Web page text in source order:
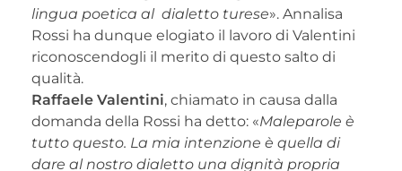
lingua poetica al dialetto turese». Annalisa
Rossi ha dunque elogiato il lavoro di Valentini
riconoscendogli il merito di questo salto di
qualità.
Raffaele Valentini, chiamato in causa dalla
domanda della Rossi ha detto: «Maleparole è
tutto questo. La mia intenzione è quella di
dare al nostro dialetto una dignità propria